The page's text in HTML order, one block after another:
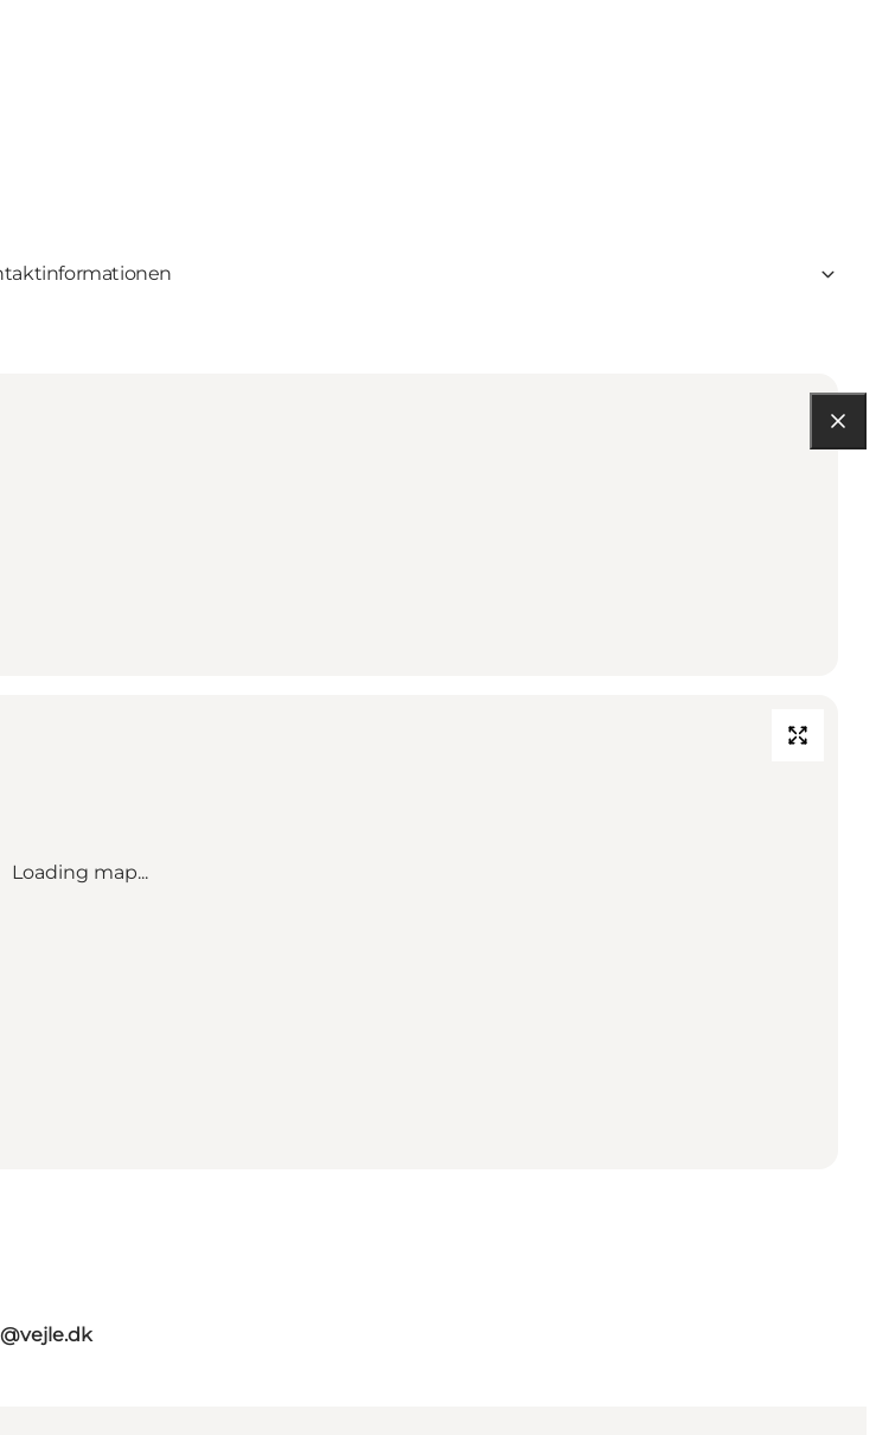
Loading map...